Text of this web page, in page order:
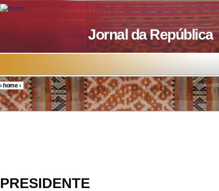
Skip to main content
Jornal da República
You are here
›home›
PRESIDENTE